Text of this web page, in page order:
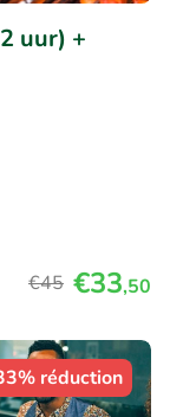
uur) +
€45 €33,50
réduction